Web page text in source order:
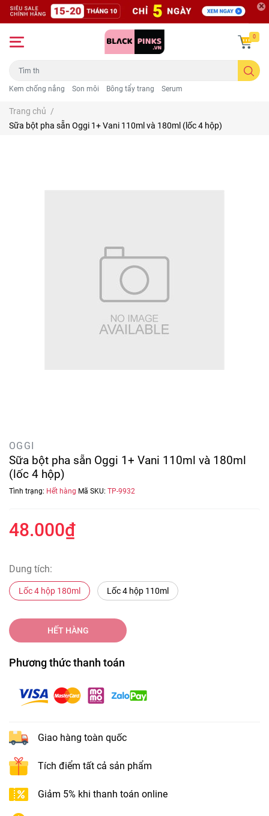
Kem chống nắng Son môi Bông tẩy trang Serum
0
Trang chủ /
Sữa bột pha sẵn Oggi 1+ Vani 110ml và 180ml (lốc 4 hộp)
OGGI
Sữa bột pha sẵn Oggi 1+ Vani 110ml và 180ml
(lốc 4 hộp)
Tình trạng: Hết hàng Mã SKU: TP-9932
48.000₫
Dung tích:
Lốc 4 hộp 180ml Lốc 4 hộp 110ml
HẾT HÀNG
Phương thức thanh toán
Giao hàng toàn quốc
Tích điểm tất cả sản phẩm
Giảm 5% khi thanh toán online